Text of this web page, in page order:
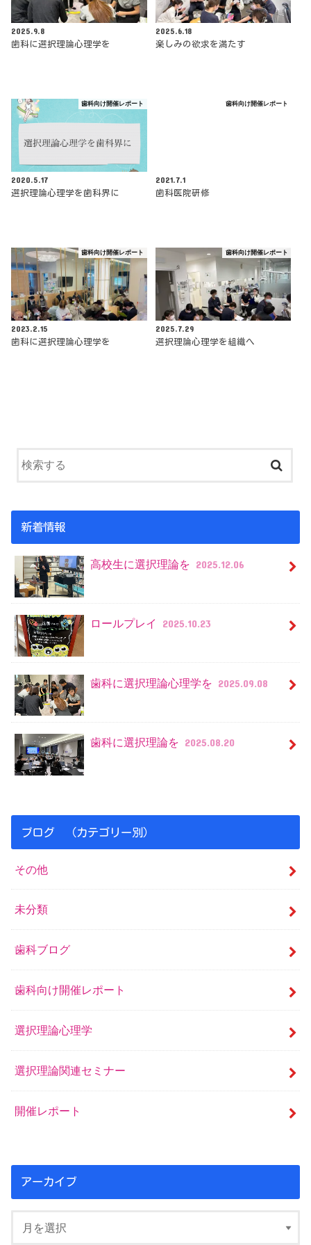
2025.9.8
歯科に選択理論心理学を
2025.6.18
楽しみの欲求を満たす
歯科向け開催レポート
2020.5.17
選択理論心理学を歯科界に
歯科向け開催レポート
2021.7.1
歯科医院研修
歯科向け開催レポート
2023.2.15
歯科に選択理論心理学を
歯科向け開催レポート
2025.7.29
選択理論心理学を組織へ
新着情報
高校生に選択理論を 2025.12.06
ロールプレイ 2025.10.23
歯科に選択理論心理学を 2025.09.08
歯科に選択理論を 2025.08.20
ブログ （カテゴリー別）
その他
未分類
歯科ブログ
歯科向け開催レポート
選択理論心理学
選択理論関連セミナー
開催レポート
アーカイブ